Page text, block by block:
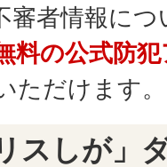
審者情報に
料の公式防
ただけます。
スしが」